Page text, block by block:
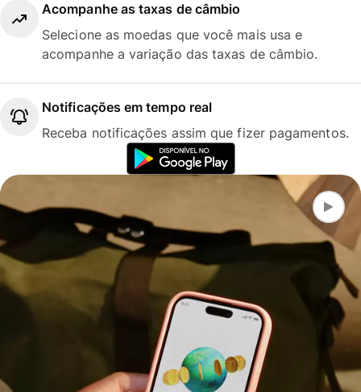
Acompanhe as taxas de câmbio
Selecione as moedas que você mais usa e
acompanhe a variação das taxas de câmbio.
Notificações em tempo real
Receba notificações assim que fizer pagamentos.